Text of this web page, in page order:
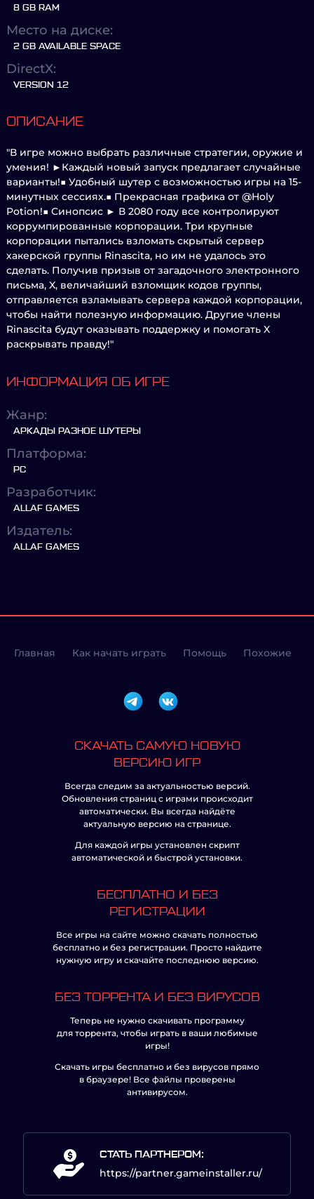
8 GB RAM
Место на диске:
2 GB AVAILABLE SPACE
DirectX:
VERSION 12
ОПИСАНИЕ
"В игре можно выбрать различные стратегии, оружие и
умения! ►Каждый новый запуск предлагает случайные
варианты!■ Удобный шутер с возможностью игры на 15-
минутных сессиях.■ Прекрасная графика от @Holy
Potion!■ Синопсис ► В 2080 году все контролируют
коррумпированные корпорации. Три крупные
корпорации пытались взломать скрытый сервер
хакерской группы Rinascita, но им не удалось это
сделать. Получив призыв от загадочного электронного
письма, X, величайший взломщик кодов группы,
отправляется взламывать сервера каждой корпорации,
чтобы найти полезную информацию. Другие члены
Rinascita будут оказывать поддержку и помогать X
раскрывать правду!"
ИНФОРМАЦИЯ ОБ ИГРЕ
Жанр:
АРКАДЫ РАЗНОЕ ШУТЕРЫ
Платформа:
PC
Разработчик:
ALLAF GAMES
Издатель:
ALLAF GAMES
Главная Как начать играть Помощь Похожие
СКАЧАТЬ САМУЮ НОВУЮ
ВЕРСИЮ ИГР
Всегда следим за актуальностью версий.
Обновления страниц с играми происходит
автоматически. Вы всегда найдёте
актуальную версию на странице.
Для каждой игры установлен скрипт
автоматической и быстрой установки.
БЕСПЛАТНО И БЕЗ
РЕГИСТРАЦИИ
Все игры на сайте можно скачать полностью
бесплатно и без регистрации. Просто найдите
нужную игру и скачайте последнюю версию.
БЕЗ ТОРРЕНТА И БЕЗ ВИРУСОВ
Теперь не нужно скачивать программу
для торрента, чтобы играть в ваши любимые
игры!
Скачать игры бесплатно и без вирусов прямо
в браузере! Все файлы проверены
антивирусом.
СТАТЬ ПАРТНЕРОМ:
https://partner.gameinstaller.ru/